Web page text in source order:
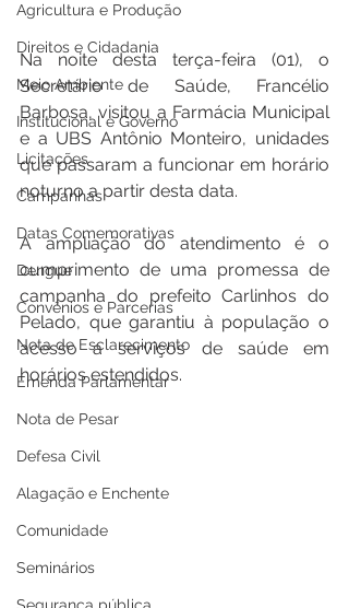
Agricultura e Produção
Direitos e Cidadania
Meio Ambiente
Institucional e Governo
Licitações
Campanhas
Datas Comemorativas
Dengue
Convênios e Parcerias
Nota de Esclarecimento
Emenda Parlamentar
Nota de Pesar
Defesa Civil
Alagação e Enchente
Comunidade
Seminários
Na noite desta terça-feira (01), o
Secretário de Saúde, Francélio
Barbosa, visitou a Farmácia Municipal
e a UBS Antônio Monteiro, unidades
que passaram a funcionar em horário
noturno a partir desta data.
A ampliação do atendimento é o
cumprimento de uma promessa de
campanha do prefeito Carlinhos do
Pelado, que garantiu à população o
acesso a serviços de saúde em
horários estendidos.